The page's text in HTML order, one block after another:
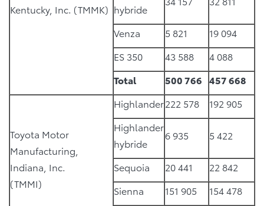
Kentucky, Inc. (TMMK) hybride
Venza 5 821
19 094
ES 350
43 588
4 088
Total
500 766 457 668
Toyota Motor
Manufacturing,
Indiana, Inc.
(TMMI)
Highlander222 578
192 905
Highlander
hybride
6 935 5 422
Sequoia 20 441
22 842
Sienna
151 905
154 478